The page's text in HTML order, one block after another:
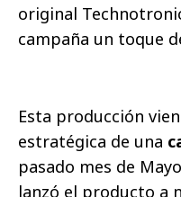
original
campaña un toque
Esta producción
estratégica de una
pasado mes de
lanzó el producto a